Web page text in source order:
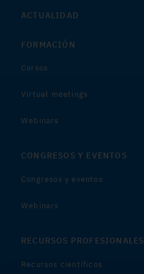
ACTUALIDAD
FORMACIÓN
Cursos
Virtual meetings
Webinars
CONGRESOS Y EVENTOS
Congresos y eventos
Webinars
RECURSOS PROFESIONALES
Recursos científicos